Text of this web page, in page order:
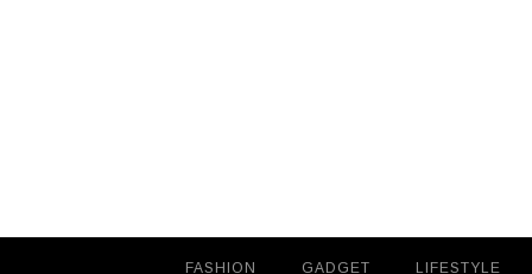
FASHION
FASHION GADGET
GADGET LIFESTYLE
LIFESTYLE